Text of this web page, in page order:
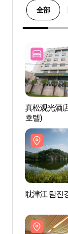
全部
真松观光酒
호텔)
耽津江 탐진